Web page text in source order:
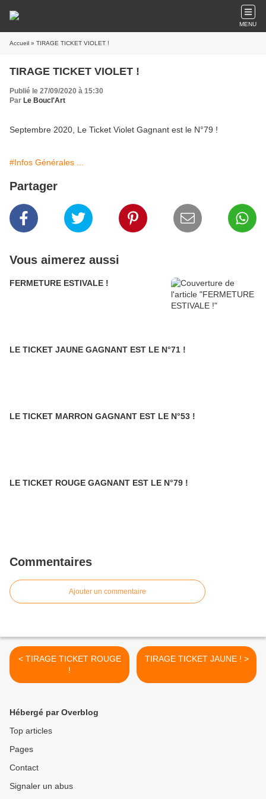
MENU
Accueil » TIRAGE TICKET VIOLET !
TIRAGE TICKET VIOLET !
Publié le 27/09/2020 à 15:30
Par Le Boucl'Art
Septembre 2020, Le Ticket Violet Gagnant est le N°79 !
#Infos Générales ...
Partager
Vous aimerez aussi
FERMETURE ESTIVALE !
LE TICKET JAUNE GAGNANT EST LE N°71 !
LE TICKET MARRON GAGNANT EST LE N°53 !
LE TICKET ROUGE GAGNANT EST LE N°79 !
Commentaires
Ajouter un commentaire
< TIRAGE TICKET ROUGE
!
TIRAGE TICKET JAUNE ! >
Hébergé par Overblog
Top articles
Pages
Contact
Signaler un abus